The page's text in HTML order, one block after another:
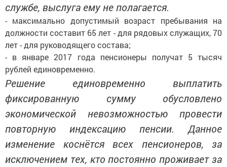
службе, выслуга ему не полагается.
- максимально допустимый возраст пребывания на
должности составит 65 лет - для рядовых служащих, 70
лет - для руководящего состава;
- в январе 2017 года пенсионеры получат 5 тысяч
рублей единовременно.
Решение единовременно выплатить
фиксированную сумму обусловлено
экономической невозможностью провести
повторную индексацию пенсии. Данное
изменение коснётся всех пенсионеров, за
исключением тех, кто постоянно проживает за